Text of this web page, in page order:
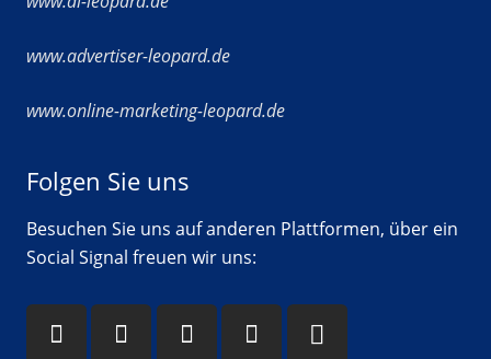
www.advertiser-leopard.de
www.online-marketing-leopard.de
Folgen Sie uns
Besuchen Sie uns auf anderen Plattformen, über ein
Social Signal freuen wir uns: